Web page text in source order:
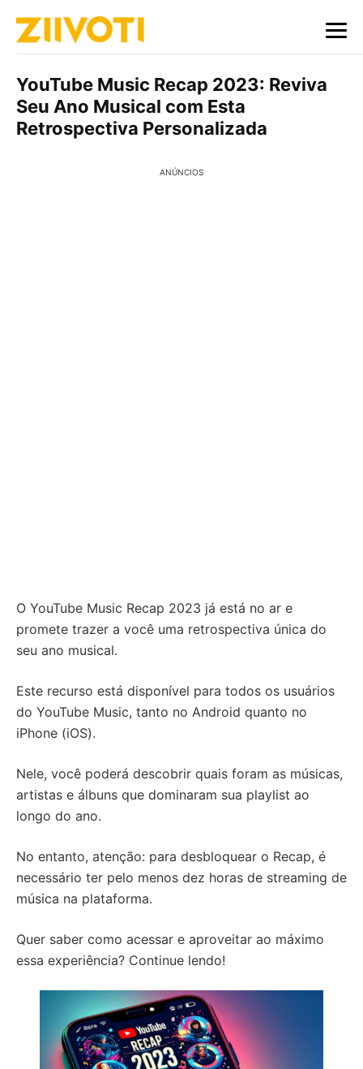
YouTube Music Recap 2023: Reviva
Seu Ano Musical com Esta
Retrospectiva Personalizada
ANÚNCIOS
O YouTube Music Recap 2023 já está no ar e
promete trazer a você uma retrospectiva única do
seu ano musical.
Este recurso está disponível para todos os usuários
do YouTube Music, tanto no Android quanto no
iPhone (iOS).
Nele, você poderá descobrir quais foram as músicas,
artistas e álbuns que dominaram sua playlist ao
longo do ano.
No entanto, atenção: para desbloquear o Recap, é
necessário ter pelo menos dez horas de streaming de
música na plataforma.
Quer saber como acessar e aproveitar ao máximo
essa experiência? Continue lendo!